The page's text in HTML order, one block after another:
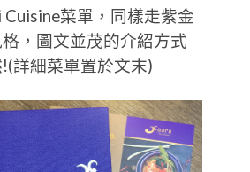
菜單，同樣走紫金
，圖文並茂的介紹方式
詳細菜單置於文末)